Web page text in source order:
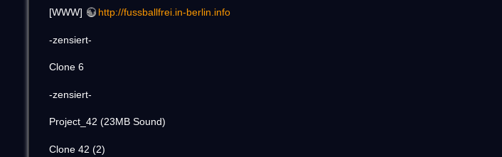
[WWW] http://fussballfrei.in-berlin.info
-zensiert-
Clone 6
-zensiert-
Project_42 (23MB Sound)
Clone 42 (2)